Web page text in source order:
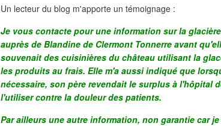
Un lecteur du blog m'apporte un témoignage :
Je vous contacte pour une information sur la
auprès de Blandine de Clermont Tonnerre avant
souvenait des cuisinières du château utilisant la
les produits au frais. Elle m'a aussi indiqué que
nécessaire, son père revendait le surplus à l'hôpital
l'utiliser contre la douleur des patients.
Par ailleurs une autre information, non garantie car